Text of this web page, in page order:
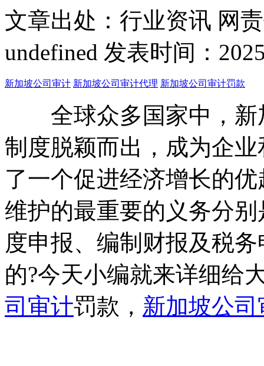
文章出处：行业资讯 网
undefined 发表时间：
新加坡公司审计 新加坡公司审计代理 新加坡公司审计罚款
全球众多国家中，新
制度脱颖而出，成为企
了一个促进经济增长的
维护的最重要的义务分
度申报、编制财报及税
的?今天小编就来详细给
司审计罚款， 新加坡公